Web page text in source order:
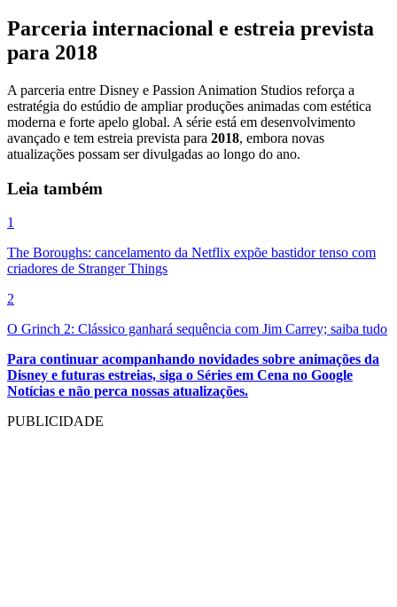
Parceria internacional e estreia prevista
para 2018
A parceria entre Disney e Passion Animation Studios reforça a
estratégia do estúdio de ampliar produções animadas com estética
moderna e forte apelo global. A série está em desenvolvimento
avançado e tem estreia prevista para 2018, embora novas
atualizações possam ser divulgadas ao longo do ano.
Leia também
1
The Boroughs: cancelamento da Netflix expõe bastidor tenso com
criadores de Stranger Things
2
O Grinch 2: Clássico ganhará sequência com Jim Carrey; saiba tudo
Para continuar acompanhando novidades sobre animações da
Disney e futuras estreias, siga o Séries em Cena no Google
Notícias e não perca nossas atualizações.
PUBLICIDADE